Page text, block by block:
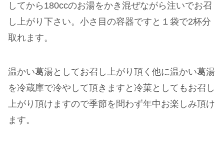
してから180ccのお湯をかき混ぜながら注いでお召
し上がり下さい。小さ目の容器ですと１袋で2杯分
取れます。
温かい葛湯としてお召し上がり頂く他に温かい葛湯
を冷蔵庫で冷やして頂きますと冷菓としてもお召し
上がり頂けますので季節を問わず年中お楽しみ頂け
ます。